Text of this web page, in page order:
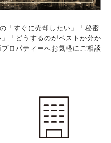
「すぐに売却したい」「秘密
「どうするのがベストか分か
プロパティーへお気軽にご相談